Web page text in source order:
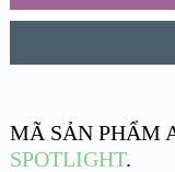
MÃ SẢN PHẨM
SPOTLIGHT.